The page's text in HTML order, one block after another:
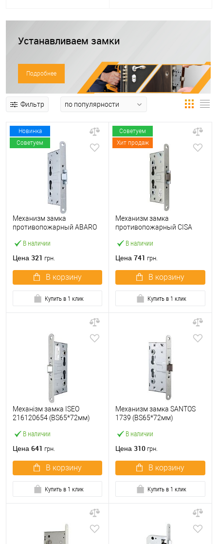
Устанавливаем замки
Подробнее
Фильтр
Новинка
Советуем
В наличии
Механизм замка
противопожарный ABARO
Цена 321 грн.
В корзину
Купить в 1 клик
Советуем
Хит продаж
В наличии
Механизм замка
противопожарный CISA
Цена 741 грн.
В корзину
Купить в 1 клик
В наличии
Механізм замка ISEO
216120654 (BS65*72мм)
хром
Цена 641 грн.
В корзину
Купить в 1 клик
В наличии
Механизм замка SANTOS
1739 (BS65*72мм)
нержавеющая сталь
Цена 310 грн.
В корзину
Купить в 1 клик